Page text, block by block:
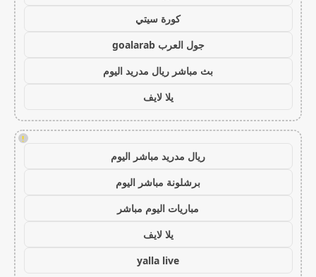
كورة سيتي
جول العرب goalarab
بث مباشر ريال مدريد اليوم
يلا لايف
!
ريال مدريد مباشر اليوم
برشلونة مباشر اليوم
مباريات اليوم مباشر
يلا لايف
yalla live